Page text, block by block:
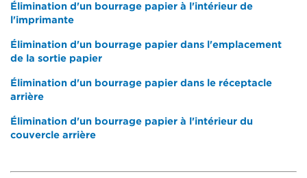
Élimination d'un bourrage papier à l'intérieur de
l'imprimante
Élimination d'un bourrage papier dans l'emplacement
de la sortie papier
Élimination d'un bourrage papier dans le réceptacle
arrière
Élimination d'un bourrage papier à l'intérieur du
couvercle arrière